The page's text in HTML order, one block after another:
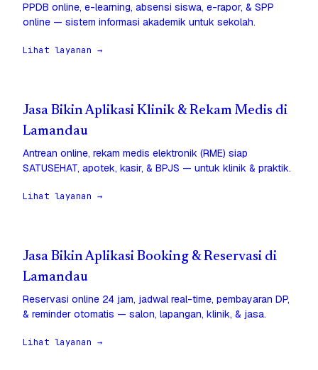
PPDB online, e-learning, absensi siswa, e-rapor, & SPP
online — sistem informasi akademik untuk sekolah.
Lihat layanan →
Jasa Bikin Aplikasi Klinik & Rekam Medis di
Lamandau
Antrean online, rekam medis elektronik (RME) siap
SATUSEHAT, apotek, kasir, & BPJS — untuk klinik & praktik.
Lihat layanan →
Jasa Bikin Aplikasi Booking & Reservasi di
Lamandau
Reservasi online 24 jam, jadwal real-time, pembayaran DP,
& reminder otomatis — salon, lapangan, klinik, & jasa.
Lihat layanan →